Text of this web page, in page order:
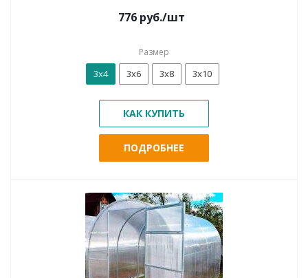
776 руб./шт
Размер
3х4 3х6 3х8 3х10
КАК КУПИТЬ
ПОДРОБНЕЕ